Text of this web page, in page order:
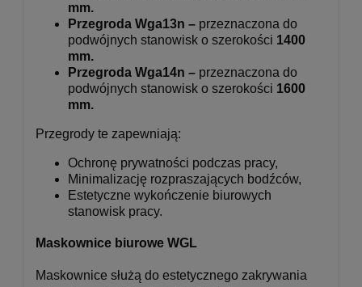
mm.
Przegroda Wga13n – przeznaczona do
podwójnych stanowisk o szerokości 1400
mm.
Przegroda Wga14n – przeznaczona do
podwójnych stanowisk o szerokości 1600
mm.
Przegrody te zapewniają:
Ochronę prywatności podczas pracy,
Minimalizację rozpraszających bodźców,
Estetyczne wykończenie biurowych
stanowisk pracy.
Maskownice biurowe WGL
Maskownice służą do estetycznego zakrywania